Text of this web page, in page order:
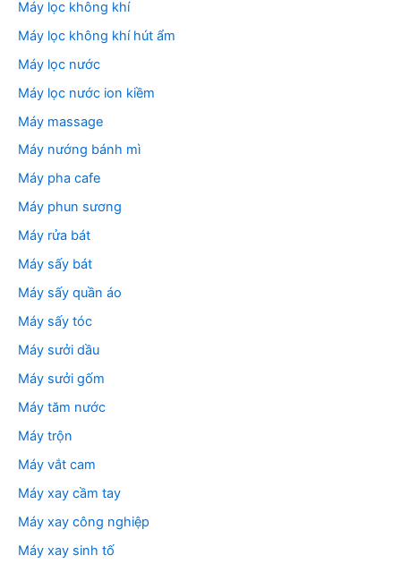
Máy lọc không khí
Máy lọc không khí hút ẩm
Máy lọc nước
Máy lọc nước ion kiềm
Máy massage
Máy nướng bánh mì
Máy pha cafe
Máy phun sương
Máy rửa bát
Máy sấy bát
Máy sấy quần áo
Máy sấy tóc
Máy sưởi dầu
Máy sưởi gốm
Máy tăm nước
Máy trộn
Máy vắt cam
Máy xay cầm tay
Máy xay công nghiệp
Máy xay sinh tố